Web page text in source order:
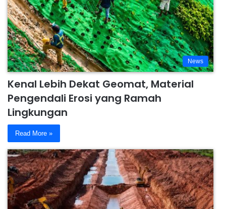
News
Kenal Lebih Dekat Geomat, Material
Pengendali Erosi yang Ramah
Lingkungan
Read More »